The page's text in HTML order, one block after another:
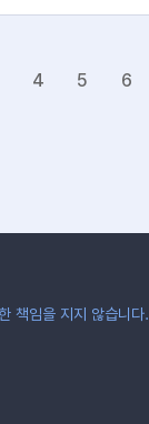
4 5 6
책임을 지지 않습니다.